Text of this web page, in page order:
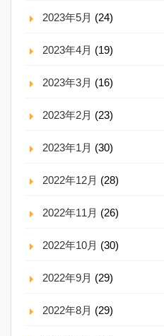
2023年5月 (24)
2023年4月 (19)
2023年3月 (16)
2023年2月 (23)
2023年1月 (30)
2022年12月 (28)
2022年11月 (26)
2022年10月 (30)
2022年9月 (29)
2022年8月 (29)